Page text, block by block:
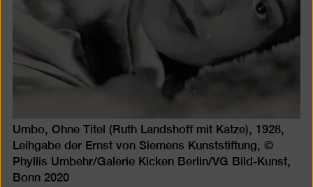
Umbo, Ohne Titel (Ruth Landshoff mit Katze), 1928,
Leihgabe der Ernst von Siemens Kunststiftung, ©
Phyllis Umbehr/Galerie Kicken Berlin/VG Bild-Kunst,
Bonn 2020